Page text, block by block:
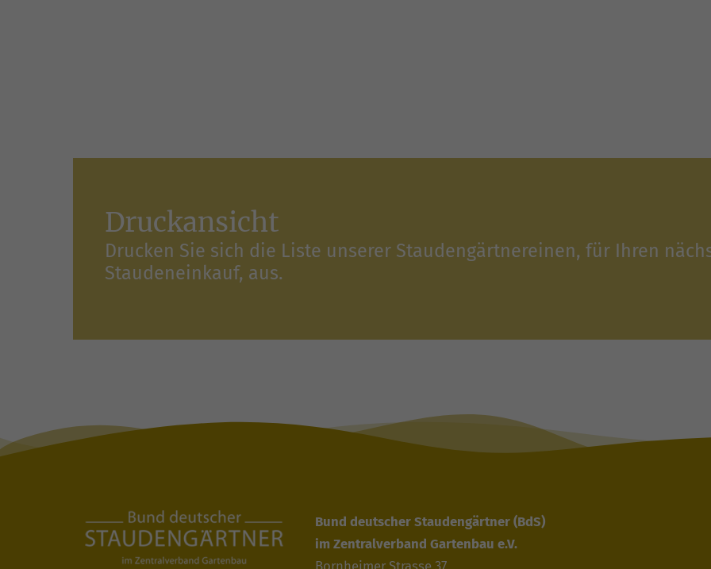
Druckansicht
Drucken Sie sich die Liste unserer Staudengärtnereinen, für Ihren
Staudeneinkauf, aus.
Bund deutscher Staudengärtner (BdS)
im Zentralverband Gartenbau e.V.
Bornheimer Strasse 37